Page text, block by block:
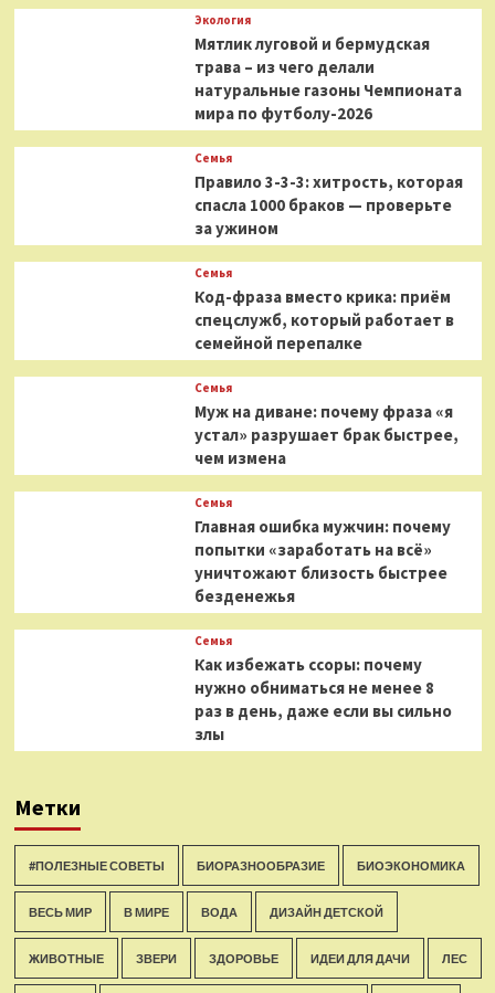
Экология
Мятлик луговой и бермудская
трава – из чего делали
натуральные газоны Чемпионата
мира по футболу-2026
Семья
Правило 3-3-3: хитрость, которая
спасла 1000 браков — проверьте
за ужином
Семья
Код-фраза вместо крика: приём
спецслужб, который работает в
семейной перепалке
Семья
Муж на диване: почему фраза «я
устал» разрушает брак быстрее,
чем измена
Семья
Главная ошибка мужчин: почему
попытки «заработать на всё»
уничтожают близость быстрее
безденежья
Семья
Как избежать ссоры: почему
нужно обниматься не менее 8
раз в день, даже если вы сильно
злы
Метки
#ПОЛЕЗНЫЕ СОВЕТЫ БИОРАЗНООБРАЗИЕ БИОЭКОНОМИКА
ВЕСЬ МИР В МИРЕ ВОДА ДИЗАЙН ДЕТСКОЙ
ЖИВОТНЫЕ ЗВЕРИ ЗДОРОВЬЕ ИДЕИ ДЛЯ ДАЧИ ЛЕС